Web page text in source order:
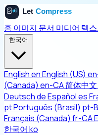
홈 이미지 문서 미디어 텍
한국어
EnglishenEnglish (US)
(Canada) en-CA简体中文
DeutschdeEspañoles
ptPortuguês (Brasil) pt-
Français (Canada) fr-CA
한국어 ko